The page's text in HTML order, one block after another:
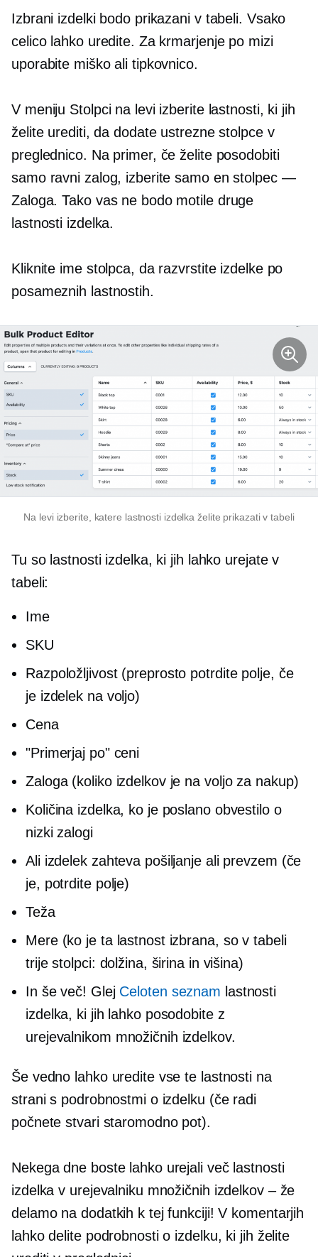
Izbrani izdelki bodo prikazani v tabeli. Vsako
celico lahko uredite. Za krmarjenje po mizi
uporabite miško ali tipkovnico.
V meniju Stolpci na levi izberite lastnosti, ki jih
želite urediti, da dodate ustrezne stolpce v
preglednico. Na primer, če želite posodobiti
samo ravni zalog, izberite samo en stolpec —
Zaloga. Tako vas ne bodo motile druge
lastnosti izdelka.
Kliknite ime stolpca, da razvrstite izdelke po
posameznih lastnostih.
Na levi izberite, katere lastnosti izdelka želite prikazati v tabeli
Tu so lastnosti izdelka, ki jih lahko urejate v
tabeli:
Ime
SKU
Razpoložljivost (preprosto potrdite polje, če
je izdelek na voljo)
Cena
"Primerjaj po" ceni
Zaloga (koliko izdelkov je na voljo za nakup)
Količina izdelka, ko je poslano obvestilo o
nizki zalogi
Ali izdelek zahteva pošiljanje ali prevzem (če
je, potrdite polje)
Teža
Mere (ko je ta lastnost izbrana, so v tabeli
trije stolpci: dolžina, širina in višina)
In še več! Glej Celoten seznam lastnosti
izdelka, ki jih lahko posodobite z
urejevalnikom množičnih izdelkov.
Še vedno lahko uredite vse te lastnosti na
strani s podrobnostmi o izdelku (če radi
počnete stvari staromodnopot).
Nekega dne boste lahko urejali več lastnosti
izdelka v urejevalniku množičnih izdelkov – že
delamo na dodatkih k tej funkciji! V komentarjih
lahko delite podrobnosti o izdelku, ki jih želite